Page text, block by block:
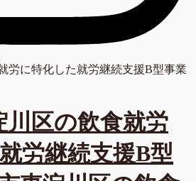
労に特化した就労継続支援B型事業